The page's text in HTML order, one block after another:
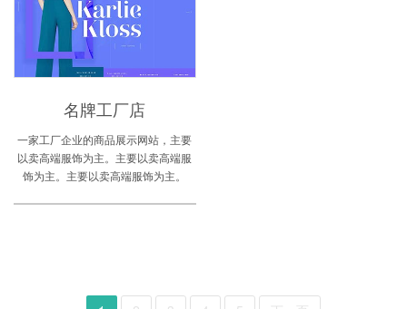
名牌工厂店
一家工厂企业的商品展示网站，主要
以卖高端服饰为主。主要以卖高端服
饰为主。主要以卖高端服饰为主。